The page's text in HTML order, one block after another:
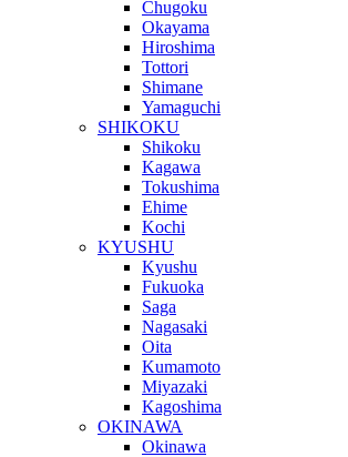
Chugoku
Okayama
Hiroshima
Tottori
Shimane
Yamaguchi
SHIKOKU
Shikoku
Kagawa
Tokushima
Ehime
Kochi
KYUSHU
Kyushu
Fukuoka
Saga
Nagasaki
Oita
Kumamoto
Miyazaki
Kagoshima
OKINAWA
Okinawa